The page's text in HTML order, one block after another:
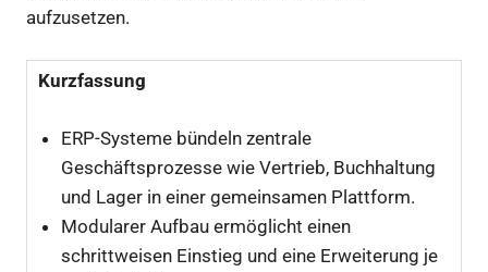
aufzusetzen.
Kurzfassung
ERP-Systeme bündeln zentrale
Geschäftsprozesse wie Vertrieb, Buchhaltung
und Lager in einer gemeinsamen Plattform.
Modularer Aufbau ermöglicht einen
schrittweisen Einstieg und eine Erweiterung je